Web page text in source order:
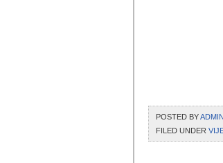
POSTED BYADMIN
FILED UNDER